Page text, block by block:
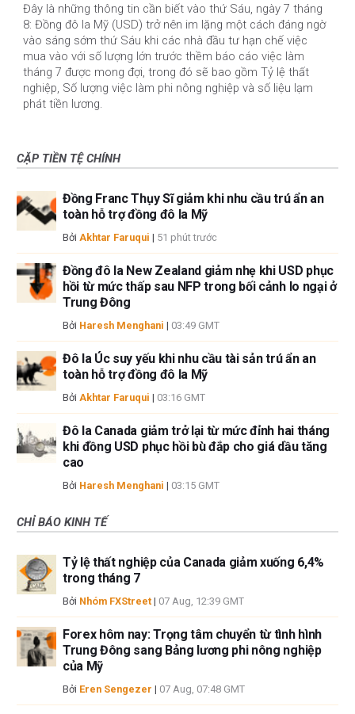
Đây là những thông tin cần biết vào thứ Sáu, ngày 7 tháng
8: Đồng đô la Mỹ (USD) trở nên im lặng một cách đáng ngờ
vào sáng sớm thứ Sáu khi các nhà đầu tư hạn chế việc
mua vào với số lượng lớn trước thềm báo cáo việc làm
tháng 7 được mong đợi, trong đó sẽ bao gồm Tỷ lệ thất
nghiệp, Số lượng việc làm phi nông nghiệp và số liệu lạm
phát tiền lương.
CẶP TIỀN TỆ CHÍNH
Đồng Franc Thụy Sĩ giảm khi nhu cầu trú ẩn an
toàn hỗ trợ đồng đô la Mỹ
Bởi Akhtar Faruqui | 51 phút trước
Đồng đô la New Zealand giảm nhẹ khi USD phục
hồi từ mức thấp sau NFP trong bối cảnh lo ngại ở
Trung Đông
Bởi Haresh Menghani | 03:49 GMT
Đô la Úc suy yếu khi nhu cầu tài sản trú ẩn an
toàn hỗ trợ đồng đô la Mỹ
Bởi Akhtar Faruqui | 03:16 GMT
Đô la Canada giảm trở lại từ mức đỉnh hai tháng
khi đồng USD phục hồi bù đắp cho giá dầu tăng
cao
Bởi Haresh Menghani | 03:15 GMT
CHỈ BÁO KINH TẾ
Tỷ lệ thất nghiệp của Canada giảm xuống 6,4%
trong tháng 7
Bởi Nhóm FXStreet | 07 Aug, 12:39 GMT
Forex hôm nay: Trọng tâm chuyển từ tình hình
Trung Đông sang Bảng lương phi nông nghiệp
của Mỹ
Bởi Eren Sengezer | 07 Aug, 07:48 GMT